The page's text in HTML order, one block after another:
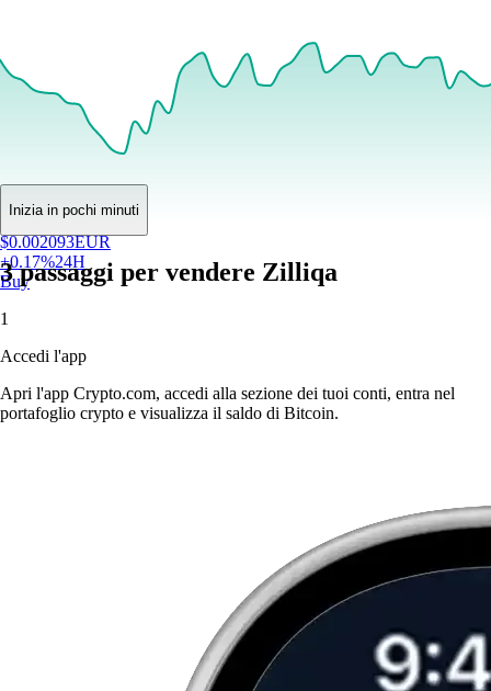
$0.002093EUR
+0.17%24H
Buy
Inizia in pochi minuti
3 passaggi per vendere Zilliqa
1
Accedi l'app
Apri l'app Crypto.com, accedi alla sezione dei tuoi conti, entra nel
portafoglio crypto e visualizza il saldo di Bitcoin.